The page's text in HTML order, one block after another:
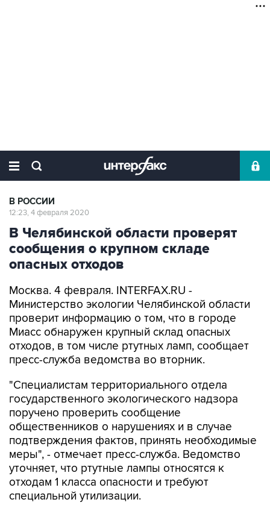
В РОССИИ
12:23, 4 февраля 2020
В Челябинской области проверят
сообщения о крупном складе
опасных отходов
Москва. 4 февраля. INTERFAX.RU -
Министерство экологии Челябинской области
проверит информацию о том, что в городе
Миасс обнаружен крупный склад опасных
отходов, в том числе ртутных ламп, сообщает
пресс-служба ведомства во вторник.
"Специалистам территориального отдела
государственного экологического надзора
поручено проверить сообщение
общественников о нарушениях и в случае
подтверждения фактов, принять необходимые
меры", - отмечает пресс-служба. Ведомство
уточняет, что ртутные лампы относятся к
отходам 1 класса опасности и требуют
специальной утилизации.